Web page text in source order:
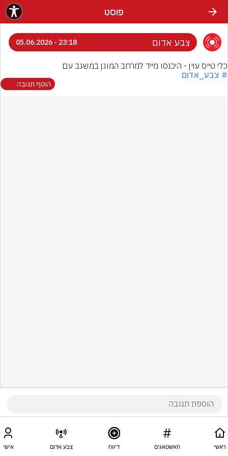
פוסט
צבע אדום 23:18 - 05.06.2026
כלי טייס עוין - היכנסו מייד למרחב המוגן במשגב עם
# צבע_אדום
הוסף תגובה
ראשי האשטאגים דיווח צבע אדום אישי